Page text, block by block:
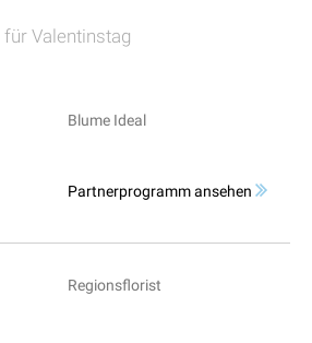
Valentinstag
Blume Ideal
Partnerprogramm ansehen
Regionsflorist